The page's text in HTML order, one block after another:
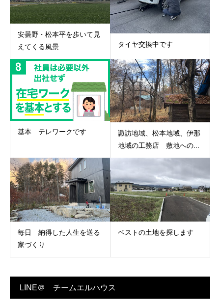
安曇野・松本平を歩いて見
えてくる風景
タイヤ交換中です
基本 テレワークです
諏訪地域、松本地域、伊那
地域の工務店 敷地への...
毎日 納得した人生を送る
家づくり
ベストの土地を探します
LINE＠ チームエルハウス